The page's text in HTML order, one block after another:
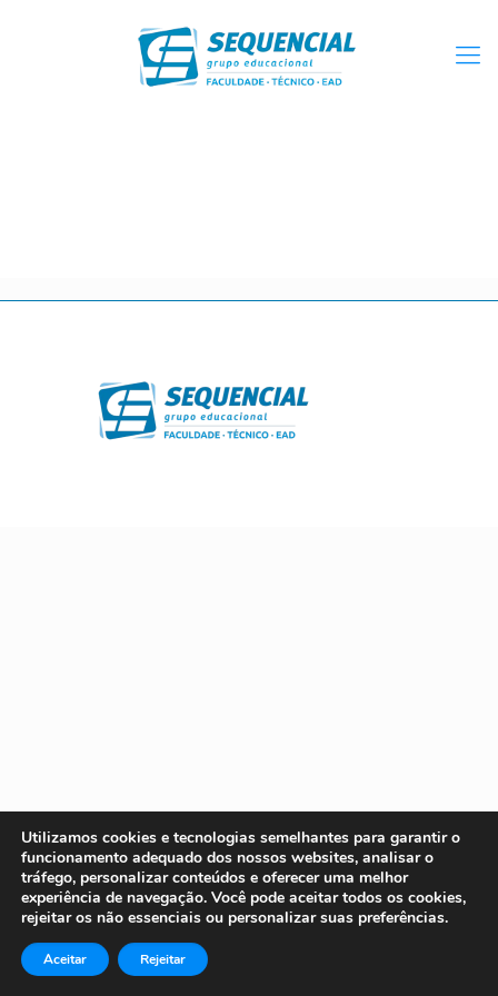
Utilizamos cookies e tecnologias semelhantes para garantir o
funcionamento adequado dos nossos websites, analisar o
tráfego, personalizar conteúdos e oferecer uma melhor
experiência de navegação. Você pode aceitar todos os cookies,
rejeitar os não essenciais ou personalizar suas preferências.
Aceitar Rejeitar